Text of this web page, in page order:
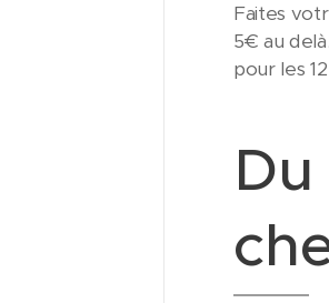
Faites
5€ au
pour les